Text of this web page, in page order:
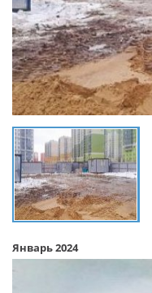
Январь 2024